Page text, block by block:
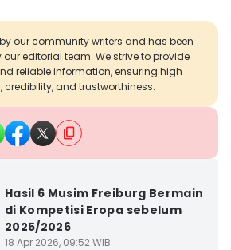
our community writers and has been
editorial team. We strive to provide
reliable information, ensuring high
and trustworthiness.
Hasil 6 Musim Freiburg Bermain
di Kompetisi Eropa sebelum
2025/2026
18 Apr 2026, 09:52 WIB